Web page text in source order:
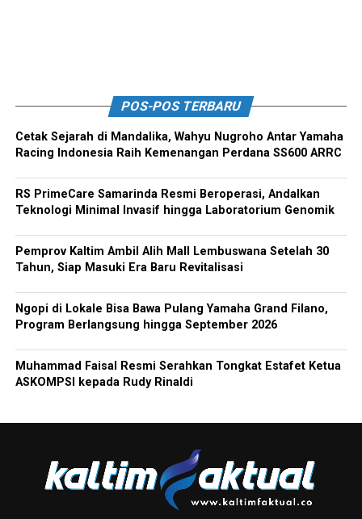
POS-POS TERBARU
Cetak Sejarah di Mandalika, Wahyu Nugroho Antar Yamaha
Racing Indonesia Raih Kemenangan Perdana SS600 ARRC
RS PrimeCare Samarinda Resmi Beroperasi, Andalkan
Teknologi Minimal Invasif hingga Laboratorium Genomik
Pemprov Kaltim Ambil Alih Mall Lembuswana Setelah 30
Tahun, Siap Masuki Era Baru Revitalisasi
Ngopi di Lokale Bisa Bawa Pulang Yamaha Grand Filano,
Program Berlangsung hingga September 2026
Muhammad Faisal Resmi Serahkan Tongkat Estafet Ketua
ASKOMPSI kepada Rudy Rinaldi